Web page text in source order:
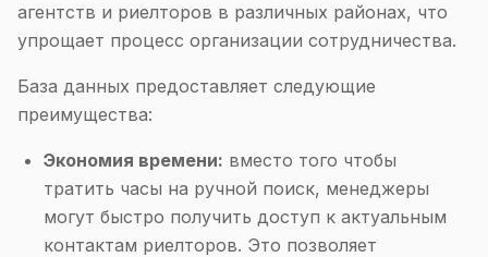
агентств и риелторов в различных районах, что
упрощает процесс организации сотрудничества.
База данных предоставляет следующие
преимущества:
Экономия времени: вместо того чтобы
тратить часы на ручной поиск, менеджеры
могут быстро получить доступ к актуальным
контактам риелторов. Это позволяет